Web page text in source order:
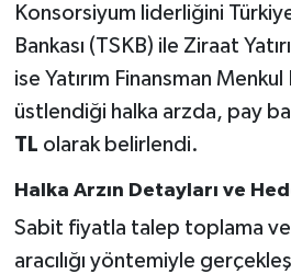
Konsorsiyum liderliğini Türkiye
Bankası (TSKB) ile Ziraat
ise Yatırım Finansman
üstlendiği halka arzda, pay
TL olarak belirlendi.
Halka Arzın Detayları ve
Sabit fiyatla talep toplama
aracılığı yöntemiyle